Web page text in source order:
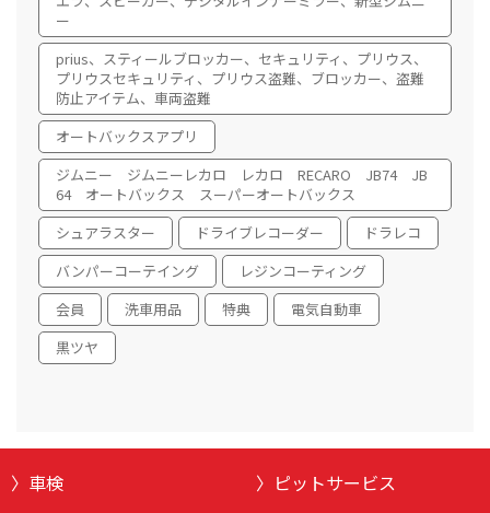
ー
prius、スティールブロッカー、セキュリティ、プリウス、
プリウスセキュリティ、プリウス盗難、ブロッカー、盗難
防止アイテム、車両盗難
オートバックスアプリ
ジムニー ジムニーレカロ レカロ RECARO JB74 JB
64 オートバックス スーパーオートバックス
シュアラスター
ドライブレコーダー
ドラレコ
バンパーコーテイング
レジンコーティング
会員
洗車用品 特典
電気自動車
黒ツヤ
車検 ピットサービス